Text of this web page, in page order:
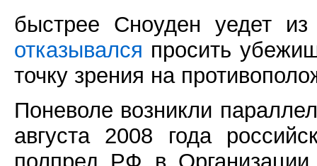
быстрее Сноуден уедет
отказывался просить
точку зрения на
Поневоле возникли
августа 2008 года